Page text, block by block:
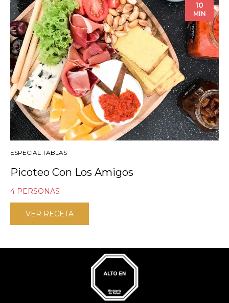
10
MIN
ESPECIAL TABLAS
Picoteo Con Los Amigos
4 PERSONAS
VER RECETA